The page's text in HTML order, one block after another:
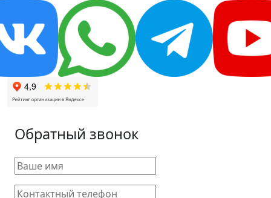
Обратный звонок